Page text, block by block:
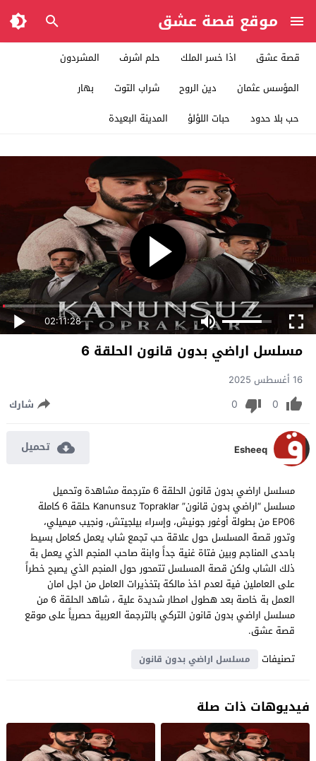
موقع قصة عشق
قصة عشق اذا خسر الملك حلم اشرف
المشردون
المؤسس عثمان
دين الروح شراب التوت
بهار
حب بلا حدود
حبات اللؤلؤ المدينة البعيدة
02:11:28
مسلسل اراضي بدون قانون الحلقة 6
16 أغسطس 2025
0
0 شارك
Esheeq تحميل
مسلسل اراضي بدون قانون الحلقة 6 مترجمة مشاهدة وتحميل
مسلسل “اراضي بدون قانون” Kanunsuz Topraklar حلقة 6 كاملة
EP06 من بطولة أوغور جونيش، وإسراء بيلجيتش، ونجيب ميميلي،
وتدور قصة المسلسل حول علاقة حب تجمع شاب يعمل كعامل بسيط
باحدى المناجم وبين فتاة غنية جداً وابنة صاحب المنجم الذي يعمل بة
ذلك الشاب ولكن قصة المسلسل تتمحور حول المنجم الذي يصبح خطراً
على العاملين فية لعدم اخذ مالكة بتخذيرات العامل من اجل امان
العمل بة خاصة بعد هطول امطار شديدة علية ، شاهد الحلقة 6 من
مسلسل اراضي بدون قانون التركي بالترجمة العربية حصرياً على موقع
قصة عشق.
تصنيفات
مسلسل اراضي بدون قانون
فيديوهات ذات صلة